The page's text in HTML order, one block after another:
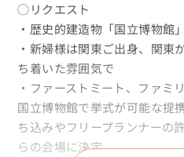
◯リクエスト
・歴史的建造物「国立博物館
・新婦様は関東ご出身、関東
ち着いた雰囲気で
・ファーストミート、ファミ
国立博物館で挙式が可能な提
ち込みやフリープランナーの
らの会場に決定。